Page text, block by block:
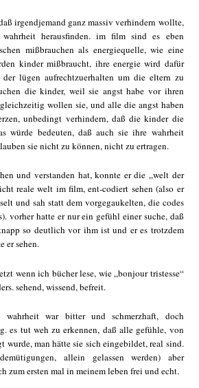
irgendjemand ganz massiv verhindern wollte,
herausfinden. im film sind es eben
mißbrauchen als energiequelle, wie eine
kinder mißbraucht, ihre energie wird dafür
der lügen aufrechtzuerhalten um die eltern zu
die kinder, weil sie angst habe vor ihren
wollen sie, und alle die angst haben
unbedingt verhindern, daß die kinder die
würde bedeuten, daß auch sie ihre wahrheit
sie nicht zu können, nicht zu ertragen.
und verstanden hat, konnte er die „welt der
reale welt im film, ent-codiert sehen (also er
und sah statt dem vorgegaukelten, die codes
vorher hatte er nur ein gefühl einer suche, daß
so deutlich vor ihm ist und er es trotzdem
er sehen.
wenn ich bücher lese, wie „bonjour tristesse“
sehend, wissend, befreit.
war bitter und schmerzhaft, doch
es tut weh zu erkennen, daß alle gefühle, von
wurde, man hätte sie sich eingebildet, real sind.
allein gelassen werden) aber
zum ersten mal in meinem leben frei und echt.